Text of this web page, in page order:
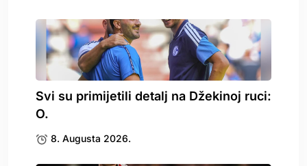
Svi su primijetili detalj na Džekinoj ruci:
O.
8. Augusta 2026.